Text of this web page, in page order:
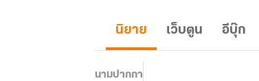
นิยาย เว็บตูน อีบุ๊ก
นามปากกา